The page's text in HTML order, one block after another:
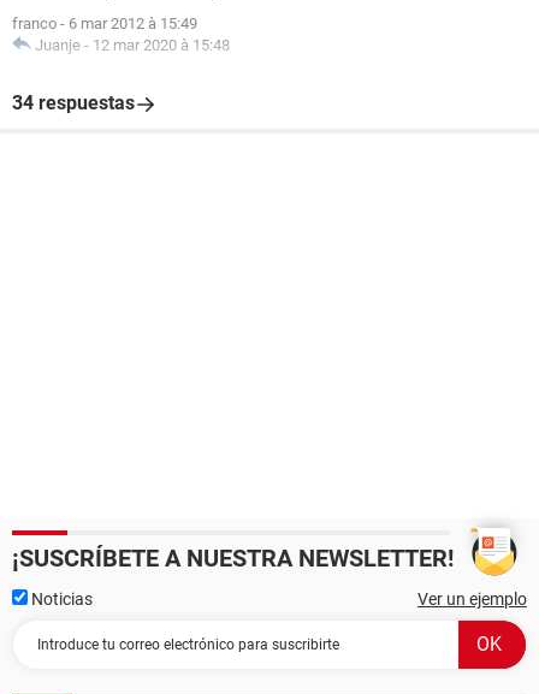
franco - 6 mar 2012 à 15:49
Juanje - 12 mar 2020 à 15:48
34 respuestas
¡SUSCRÍBETE A NUESTRA NEWSLETTER!
Noticias Ver un ejemplo